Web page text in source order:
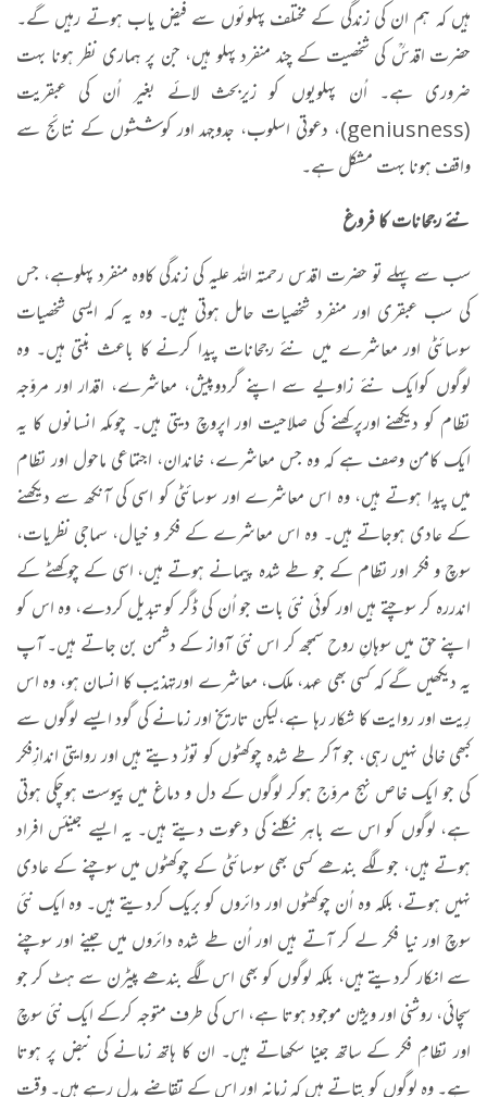
ہیں کہ ہم ان کی زندگی کے مختلف پہلوئوں سے فیض یاب ہوتے رہیں گے۔
حضرت اقدسؒ کی شخصیت کے چند منفرد پہلو ہیں، جن پر ہماری نظر ہونا بہت
ضروری ہے۔ اُن پہلویوں کو زیربحث لائے بغیر اُن کی عبقریت
(geniusness)، دعوتی اسلوب، جدوجہد اور کوششوں کے نتائج سے
واقف ہونا بہت مشکل ہے۔
نئے رجحانات کا فروغ
سب سے پہلے تو حضرت اقدس رحمتہ اللہ علیہ کی زندگی کاوہ منفرد پہلوہے، جس
کی سب عبقری اور منفرد شخصیات حامل ہوتی ہیں۔ وہ یہ کہ ایسی شخصیات
سوسائٹی اور معاشرے میں نئے رجحانات پیدا کرنے کا باعث بنتی ہیں۔ وہ
لوگوں کوایک نئے زاویے سے اپنے گردوپیش، معاشرے، اقدار اور مروّجہ
نظام کو دیکھنے اورپرکھنے کی صلاحیت اور اپروچ دیتی ہیں۔ چوںکہ انسانوں کا یہ
ایک کامن وصف ہے کہ وہ جس معاشرے، خاندان، اجتماعی ماحول اور نظام
میں پیدا ہوتے ہیں، وہ اس معاشرے اور سوسائٹی کو اسی کی آنکھ سے دیکھنے
کے عادی ہوجاتے ہیں۔ وہ اس معاشرے کے فکر و خیال، سماجی نظریات،
سوچ و فکر اور نظام کے جو طے شدہ پیمانے ہوتے ہیں، اسی کے چوکھٹے کے
اندررہ کر سوچتے ہیں اور کوئی نئی بات جو اُن کی ڈگر کو تبدیل کردے، وہ اس کو
اپنے حق میں سوہانِ روح سمجھ کر اس نئی آواز کے دشمن بن جاتے ہیں۔ آپ
یہ دیکھیں گے کہ کسی بھی عہد، ملک، معاشرے اورتہذیب کا انسان ہو، وہ اس
رِیت اور روایت کا شکار رہا ہے،لیکن تاریخ اور زمانے کی گود ایسے لوگوں سے
کبھی خالی نہیں رہی، جو آکر طے شدہ چوکھٹوں کو توڑ دیتے ہیں اور روایتی اندازِفکر
کی جو ایک خاص نہج مروّج ہوکر لوگوں کے دل و دماغ میں پیوست ہوچکی ہوتی
ہے، لوگوں کو اس سے باہر نکلنے کی دعوت دیتے ہیں۔ یہ ایسے جینئس افراد
ہوتے ہیں، جو لگے بندھے کسی بھی سوسائٹی کے چوکھٹوں میں سوچنے کے عادی
نہیں ہوتے، بلکہ وہ اُن چوکھٹوں اور دائروں کو بریک کردیتے ہیں۔ وہ ایک نئی
سوچ اور نیا فکر لے کر آتے ہیں اور اُن طے شدہ دائروں میں جینے اور سوچنے
سے انکار کردیتے ہیں، بلکہ لوگوں کو بھی اس لگے بندھے پیٹرن سے ہٹ کر جو
سچائی، روشنی اور ویژن موجود ہوتا ہے، اس کی طرف متوجہ کرکے ایک نئی سوچ
اور نظامِ فکر کے ساتھ جینا سکھاتے ہیں۔ ان کا ہاتھ زمانے کی نبض پر ہوتا